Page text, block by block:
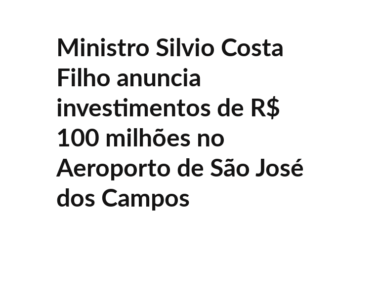
Ministro Silvio Costa
Filho anuncia
investimentos de R$
100 milhões no
Aeroporto de São José
dos Campos